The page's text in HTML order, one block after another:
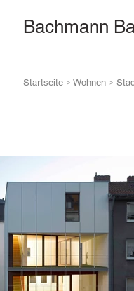
Bachmann
Startseite > Wohnen >